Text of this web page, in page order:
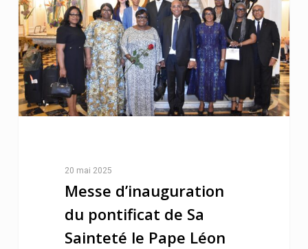
20 mai 2025
Messe d’inauguration
du pontificat de Sa
Sainteté le Pape Léon